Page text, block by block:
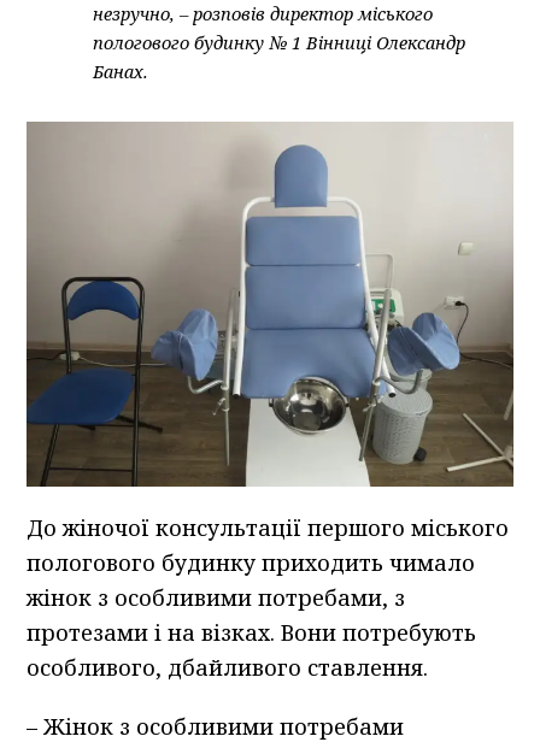
незручно, – розповів директор міського
пологового будинку № 1 Вінниці Олександр
Банах.
До жіночої консультації першого міського
пологового будинку приходить чимало
жінок з особливими потребами, з
протезами і на візках. Вони потребують
особливого, дбайливого ставлення.
– Жінок з особливими потребами